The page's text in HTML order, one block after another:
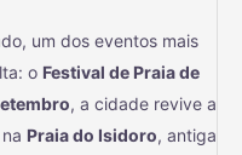
um dos eventos mais
o Festival de Praia de
, a cidade revive a
Praia do Isidoro, antiga